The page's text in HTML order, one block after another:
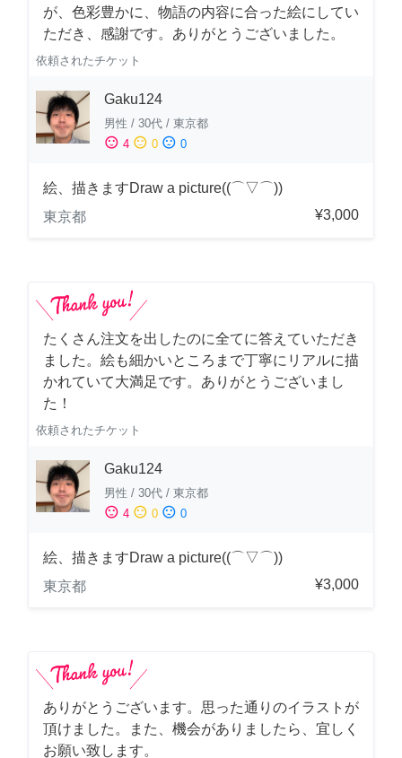
が、色彩豊かに、物語の内容に合った絵にしてい
ただき、感謝です。ありがとうございました。
依頼されたチケット
Gaku124
男性 / 30代 / 東京都
sentiment_satisfied 4 sentiment_neutral 0 sentiment_dissatisfied 0
絵、描きますDraw a picture((⌒▽⌒))
東京都
¥3,000
たくさん注文を出したのに全てに答えていただき
ました。絵も細かいところまで丁寧にリアルに描
かれていて大満足です。ありがとうございまし
た！
依頼されたチケット
Gaku124
男性 / 30代 / 東京都
sentiment_satisfied 4 sentiment_neutral 0 sentiment_dissatisfied 0
絵、描きますDraw a picture((⌒▽⌒))
東京都
¥3,000
ありがとうございます。思った通りのイラストが
頂けました。また、機会がありましたら、宜しく
お願い致します。